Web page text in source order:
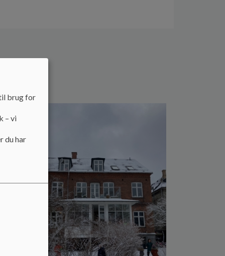
brug for
– vi
du har